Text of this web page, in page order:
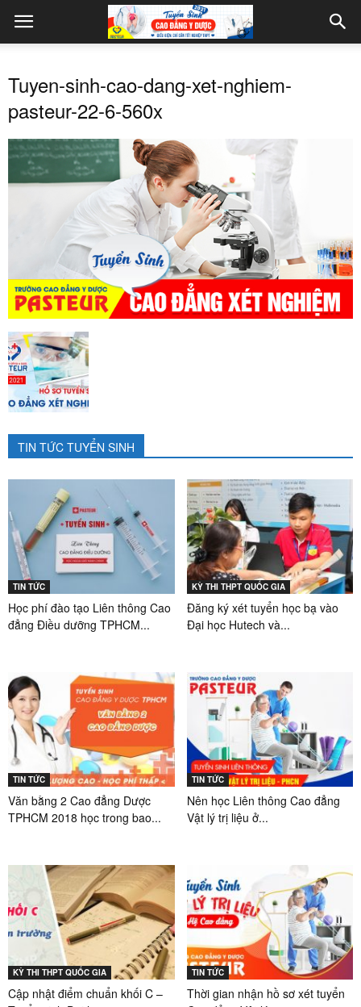
Tuyen-sinh-cao-dang-xet-nghiem-
pasteur-22-6-560x
TIN TỨC TUYỂN SINH
TIN TỨC
Học phí đào tạo Liên thông Cao
đẳng Điều dưỡng TPHCM...
KỲ THI THPT QUỐC GIA
Đăng ký xét tuyển học bạ vào
Đại học Hutech và...
TIN TỨC
Văn bằng 2 Cao đẳng Dược
TPHCM 2018 học trong bao...
TIN TỨC
Nên học Liên thông Cao đẳng
Vật lý trị liệu ở...
KỲ THI THPT QUỐC GIA
Cập nhật điểm chuẩn khối C –
TIN TỨC
Thời gian nhận hồ sơ xét tuyển